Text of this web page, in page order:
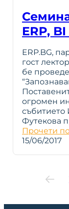
ERP,
ERP.BG,
гост
бе
огромен
събитието
Футекова
Прочети
15/06/2017